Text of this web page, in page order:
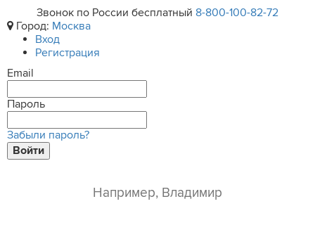
Звонок по России бесплатный 8-800-100-82-72
Город: Москва
Вход
Регистрация
Email
Пароль
Забыли пароль?
Войти